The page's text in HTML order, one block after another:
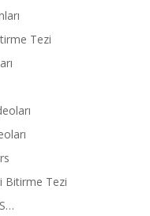
Tezi
Bitirme Tezi